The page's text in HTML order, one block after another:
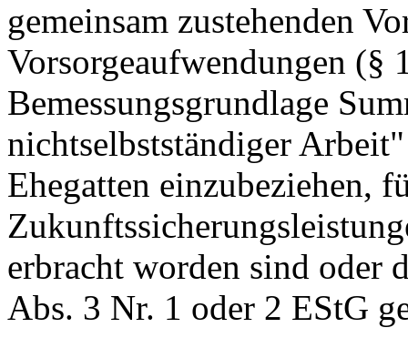
gemeinsam zustehenden
Vorsorgeaufwendungen (§
Bemessungsgrundlage
nichtselbstständiger
Ehegatten einzubeziehen,
erbracht worden sind oder
Abs. 3 Nr. 1 oder 2 EStG